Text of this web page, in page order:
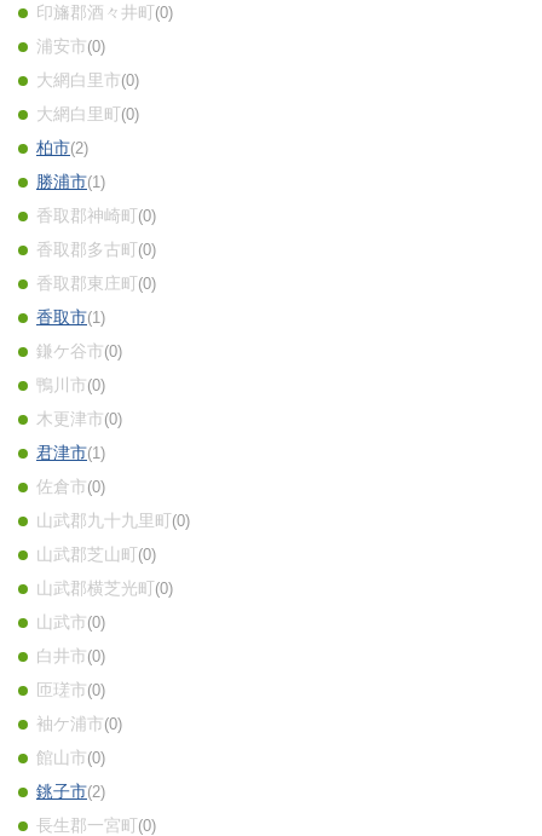
印旛郡酒々井町 0
浦安市 0
大網白里市 0
大網白里町 0
柏市 2
勝浦市 1
香取郡神崎町 0
香取郡多古町 0
香取郡東庄町 0
香取市 1
鎌ケ谷市 0
鴨川市 0
木更津市 0
君津市 1
佐倉市 0
山武郡九十九里町 0
山武郡芝山町 0
山武郡横芝光町 0
山武市 0
白井市 0
匝瑳市 0
袖ケ浦市 0
館山市 0
銚子市 2
長生郡一宮町 0